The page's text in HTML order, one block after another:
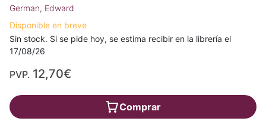
German, Edward
Disponible en breve
Sin stock. Si se pide hoy, se estima recibir en la librería el
17/08/26
PVP. 12,70€
Comprar